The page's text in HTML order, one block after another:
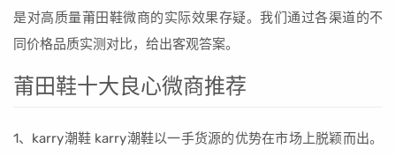
是对高质量莆田鞋微商的实际效果存疑。我们通过各渠道的不
同价格品质实测对比，给出客观答案。
莆田鞋十大良心微商推荐
1、karry潮鞋 karry潮鞋以一手货源的优势在市场上脱颖而出。